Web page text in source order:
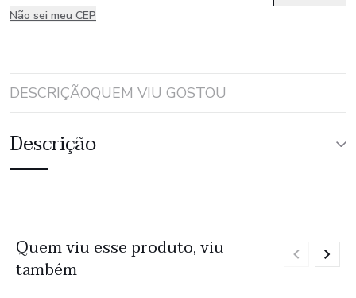
Não sei meu CEP
DESCRIÇÃOQUEM VIU GOSTOU
Descrição
Quem viu esse produto, viu
também